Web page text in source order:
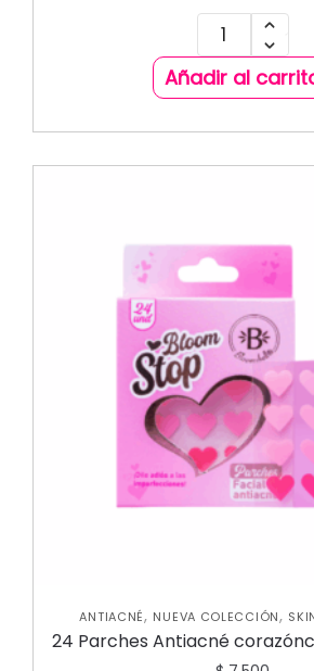
Añadir al
ANTIACNÉ, NUEVA COLECCIÓN,
24 Parches Antiacné